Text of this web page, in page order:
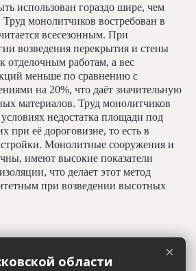
использован гораздо шире, чем
монолитчиков востребован в
всесезонным. При
возведения перекрытия и стены
отделочным работам, а вес
меньше по сравнению с
на 20%, что даёт значительную
материалов. Труд монолитчиков
недостатка площади под
при её дороговизне, то есть в
Монолитные сооружения и
имеют высокие показатели
что делает этот метод
при возведении высотных
употребляется в качестве
×
области